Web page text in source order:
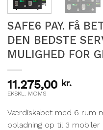
SAFE6 PAY. Få
DEN BEDSTE
MULIGHED FOR
11.275,00 kr.
EKSKL. MOMS
Værdiskabet med 6 rum
opladning op til 3